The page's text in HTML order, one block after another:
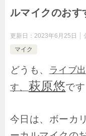
ルマイクのおす
更新日： 2023年6月25日
マイク
どうも、
ライブ
す、 萩原悠です
今日は、ボーカ